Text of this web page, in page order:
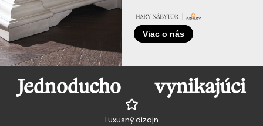
Viac o nás
Jednoducho vynikajúci
Luxusný dizajn